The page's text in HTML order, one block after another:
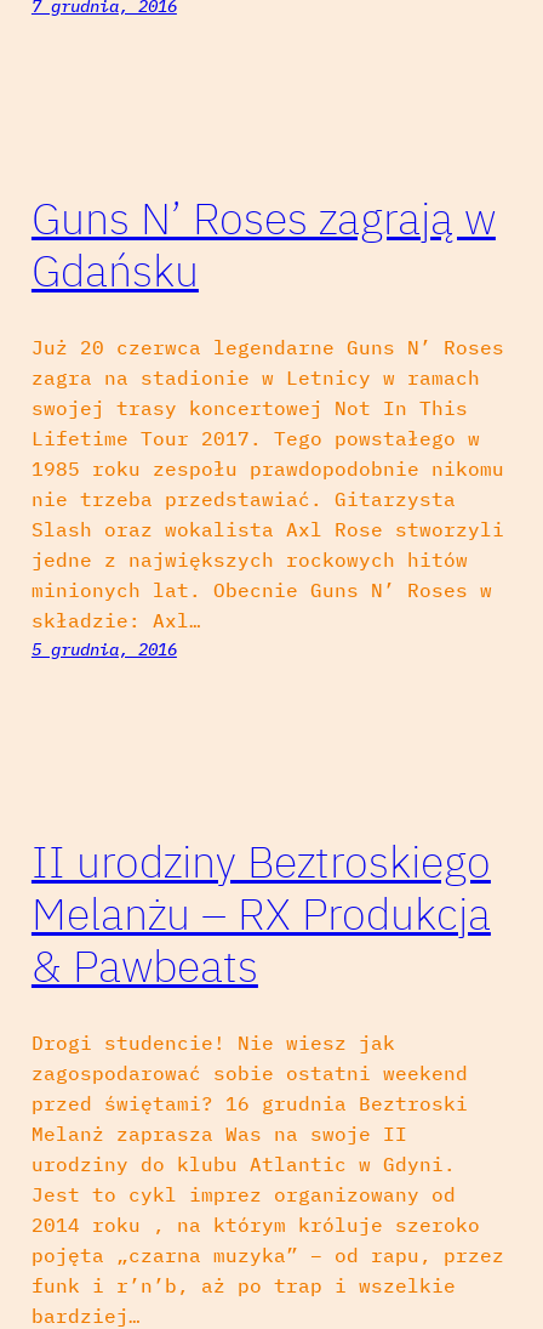
7 grudnia, 2016
Guns N’ Roses zagrają w
Gdańsku
Już 20 czerwca legendarne Guns N’ Roses
zagra na stadionie w Letnicy w ramach
swojej trasy koncertowej Not In This
Lifetime Tour 2017. Tego powstałego w
1985 roku zespołu prawdopodobnie nikomu
nie trzeba przedstawiać. Gitarzysta
Slash oraz wokalista Axl Rose stworzyli
jedne z największych rockowych hitów
minionych lat. Obecnie Guns N’ Roses w
składzie: Axl…
5 grudnia, 2016
II urodziny Beztroskiego
Melanżu – RX Produkcja
& Pawbeats
Drogi studencie! Nie wiesz jak
zagospodarować sobie ostatni weekend
przed świętami? 16 grudnia Beztroski
Melanż zaprasza Was na swoje II
urodziny do klubu Atlantic w Gdyni.
Jest to cykl imprez organizowany od
2014 roku , na którym króluje szeroko
pojęta „czarna muzyka” – od rapu, przez
funk i r’n’b, aż po trap i wszelkie
bardziej…